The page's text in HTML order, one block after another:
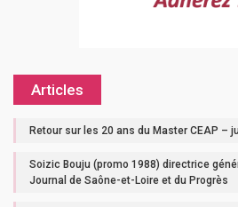
Articles
Retour sur les 20 ans du Master CEAP –
Soizic Bouju (promo 1988) directrice
Journal de Saône-et-Loire et du Progrès